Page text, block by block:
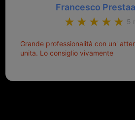
Francesco
5
Grande professionalità con un'
unita. Lo consiglio vivamente